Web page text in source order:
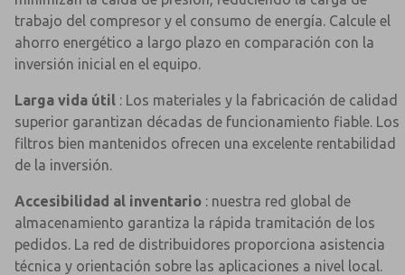
trabajo del compresor y el consumo de energía. Calcule el
ahorro energético a largo plazo en comparación con la
inversión inicial en el equipo.
Larga vida útil : Los materiales y la fabricación de calidad
superior garantizan décadas de funcionamiento fiable. Los
filtros bien mantenidos ofrecen una excelente rentabilidad
de la inversión.
Accesibilidad al inventario : nuestra red global de
almacenamiento garantiza la rápida tramitación de los
pedidos. La red de distribuidores proporciona asistencia
técnica y orientación sobre las aplicaciones a nivel local.